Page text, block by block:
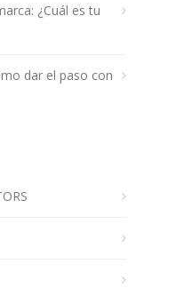
¿Cuál es tu
dar el paso con